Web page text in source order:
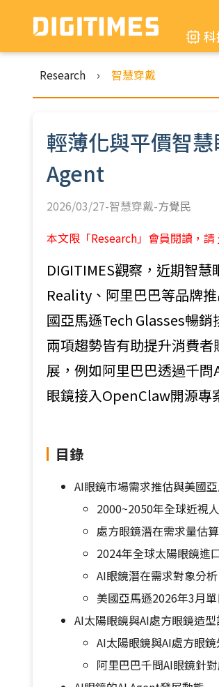
Research › 智慧穿戴
輕薄化與平價智
Agent
2026/03/27-智慧穿戴-方覺民
本文限「Research」會員閱讀，請
DIGITIMES觀察，近期智
Reality、阿里巴巴等品牌
國亞馬遜Tech Glasses暢
兩項趨勢皆有助提升消費
展，例如阿里巴巴透過千
眼鏡接入OpenClaw開源專
目錄
AI眼鏡市場需求推估與美國
2000~2050年全球近視
處方眼鏡潛在需求量估算
2024年全球太陽眼鏡進
AI眼鏡潛在需求對象分析
美國亞馬遜2026年3月
AI太陽眼鏡與AI處方眼鏡造
AI太陽眼鏡與AI處方眼
阿里巴巴千問AI眼鏡針